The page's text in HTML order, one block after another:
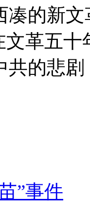
凑的新
文革五
共的悲
”事件